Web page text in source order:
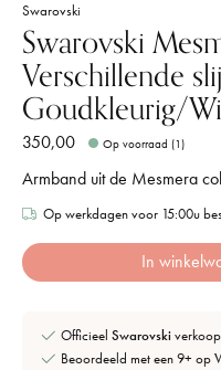
Swarovski
Swarovski
Verschillende
Goudkleurig/
350,00 Op voorraad (1)
Armband uit de Mesmera
Op werkdagen voor 15:00u
In
Officieel Swarovski
Beoordeeld met een 9+ op